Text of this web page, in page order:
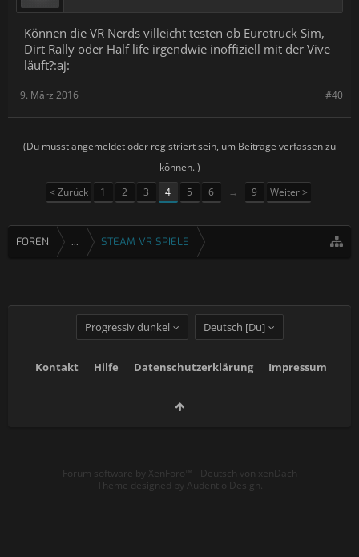
Können die VR Nerds villeicht testen ob Eurotruck Sim,
Dirt Rally oder Half life irgendwie inoffiziell mit der Vive
läuft?:aj:
#40
9. März 2016
(Du musst angemeldet oder registriert sein, um Beiträge verfassen zu
können. )
< Zurück
1 2 3 4 5 6 → 9 Weiter >
FOREN ... STEAM VR SPIELE
Progressiv dunkel Deutsch [Du]
Kontakt Hilfe Datenschutzerklärung Impressum
Forum software by XenForo™ - Deutsch von xenDach
Theme designed by Audentio Design.